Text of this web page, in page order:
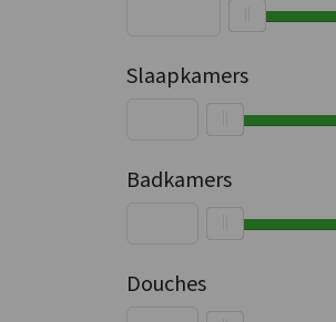
Douches
Badkamers
Slaapkamers